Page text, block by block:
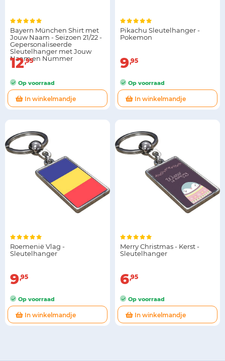
Bayern München Shirt met
Jouw Naam - Seizoen 21/22 -
Gepersonaliseerde
Sleutelhanger met Jouw
Naam en Nummer
12 95
Op voorraad
In winkelmandje
Pikachu Sleutelhanger -
Pokemon
9 95
Op voorraad
In winkelmandje
Roemenië Vlag -
Sleutelhanger
9 95
Op voorraad
In winkelmandje
Merry Christmas - Kerst -
Sleutelhanger
6 95
Op voorraad
In winkelmandje